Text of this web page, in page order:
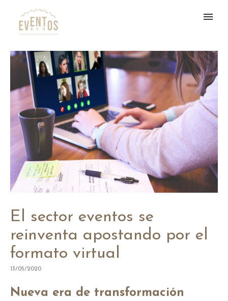
El sector eventos se
reinventa apostando por el
formato virtual
13/05/2020
Nueva era de transformación